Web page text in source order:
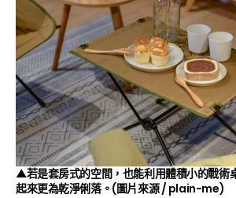
▲若是套房式的空間，也能利用體積小的戰術
起來更為乾淨俐落。(圖片來源 / plain-me)